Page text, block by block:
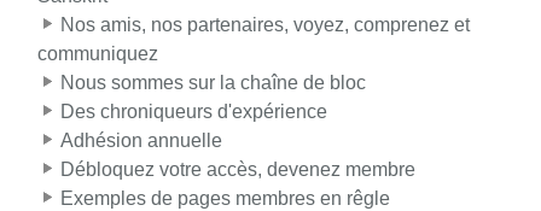
Nos amis, nos partenaires, voyez, comprenez et
communiquez
Nous sommes sur la chaîne de bloc
Des chroniqueurs d'expérience
Adhésion annuelle
Débloquez votre accès, devenez membre
Exemples de pages membres en rêgle